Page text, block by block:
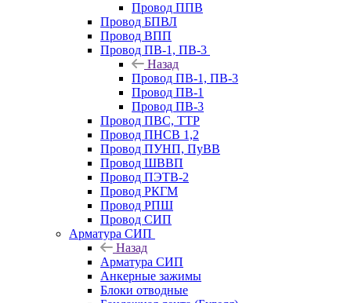
Провод ППВ
Провод БПВЛ
Провод ВПП
Провод ПВ-1, ПВ-3
Назад
Провод ПВ-1, ПВ-3
Провод ПВ-1
Провод ПВ-3
Провод ПВС, ТТР
Провод ПНСВ 1,2
Провод ПУНП, ПуВВ
Провод ШВВП
Провод ПЭТВ-2
Провод РКГМ
Провод РПШ
Провод СИП
Арматура СИП
Назад
Арматура СИП
Анкерные зажимы
Блоки отводные